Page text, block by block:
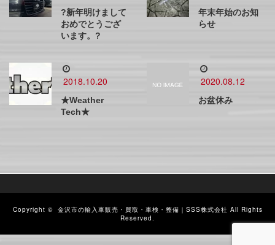
?新年明けまして
おめでとうござ
います。?
年末年始のお知
らせ
2018.10.20
★Weather
Tech★
2020.08.12
お盆休み
Copyright © 金沢市の輸入車販売・買取・車検・整備｜SSS株式会社 All Rights
Reserved.